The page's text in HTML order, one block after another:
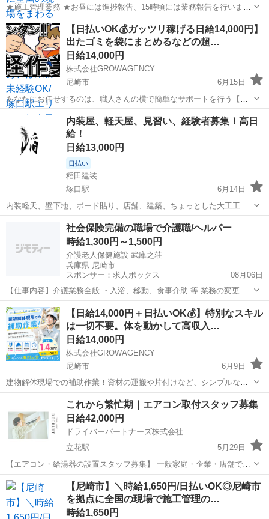
★施工管理業務 ★お昼には進捗報告、15時頃には業務報告を行いま
す。 ★現場で施工管理を行い、荷受け対応やお客様対応をします。 ★
普通自動車免許があれば未経験でもOK! ※北海道から沖縄まで、全国
各地へ出張します。 ★紹介...
兵庫 尼崎市 尼崎駅 その他
【日払いOK💰ガッツリ稼げる日給14,000円】
出たゴミを袋にまとめるなどの超…
日給14,000円
株式会社GROWAGENCY
尼崎市
6月15日
あなたにお任せするのは、職人さんの横で簡単なサポートを行う【現
場の片付け・お手伝い】です。 建物を壊す派手な作業や、危険な機械
の操作はすべてプロの職人さんが行います。 あなたはその周辺で「次
に使う道具を運ぶ」「出たゴ...
兵庫 尼崎市 その他 ゲーム
内装屋、軽天屋、見習い、経験者募集！高日
給！
日給13,000円
日払い
稻田建装
塚口駅
6月14日
内装軽天、壁下地、ボード貼り、店舗、建築、ちょっとした大工工事
もやります。 夜間作業、夜間手当あり 経験者優遇！ 男女共に頑張り
ましょう！ 日払い応相談。 13000円〜20000円 請け負い契約あり。 ホ
ームページなどの...
尼崎市 塚口駅 その他
社会保険完備の職場で介護職/ヘルパー
時給1,300円～1,500円
介護老人保健施設 武庫之荘
兵庫県 尼崎市
スポンサー：求人ボックス
08月06日
【仕事内容】介護業務全般 ・入浴、移動、食事介助 等 業務の変更な
し 転勤なし 雇用期間の定めなし 【経験・資格】<応募要件> 下記いず
れかの資格をお持ちの方 ・介護福祉士 ・介護職員初任者研修(旧ヘル
パー2級)以上 ・介護職員実...
アルバイト・パート
【日給14,000円＋日払いOK💰】特別なスキル
は一切不要。体を動かして高収入…
日給14,000円
株式会社GROWAGENCY
尼崎市
6月9日
建物解体現場での補助作業！資材の運搬や片付けなど、シンプルな手
元作業が中心です。 日給1.4万円！ 日払いOK！ 体を動かしたい方に
おすすめ！ NG事項 Wワークの方 18歳未満の方 学...
その他
これから繁忙期｜エアコン取付スタッフ募集
日給42,000円
ドライバーパートナーズ株式会社
立花駅
5月29日
【エアコン・給湯器の設置スタッフ募集】 一般家庭・企業・店舗で、
エアコンや給湯器の取付・取外しを行う業務です。 大手家電量販店と
の契約により、年間を通じて安定した案件数を確保しています。 閑散
期はリフォーム関連案件もあり、...
兵庫 立花駅 その他 スタッフ
【尼崎市】＼時給1,650円/日払いOK◎尼崎市
を拠点に全国の現場で施工管理の…
時給1,650円